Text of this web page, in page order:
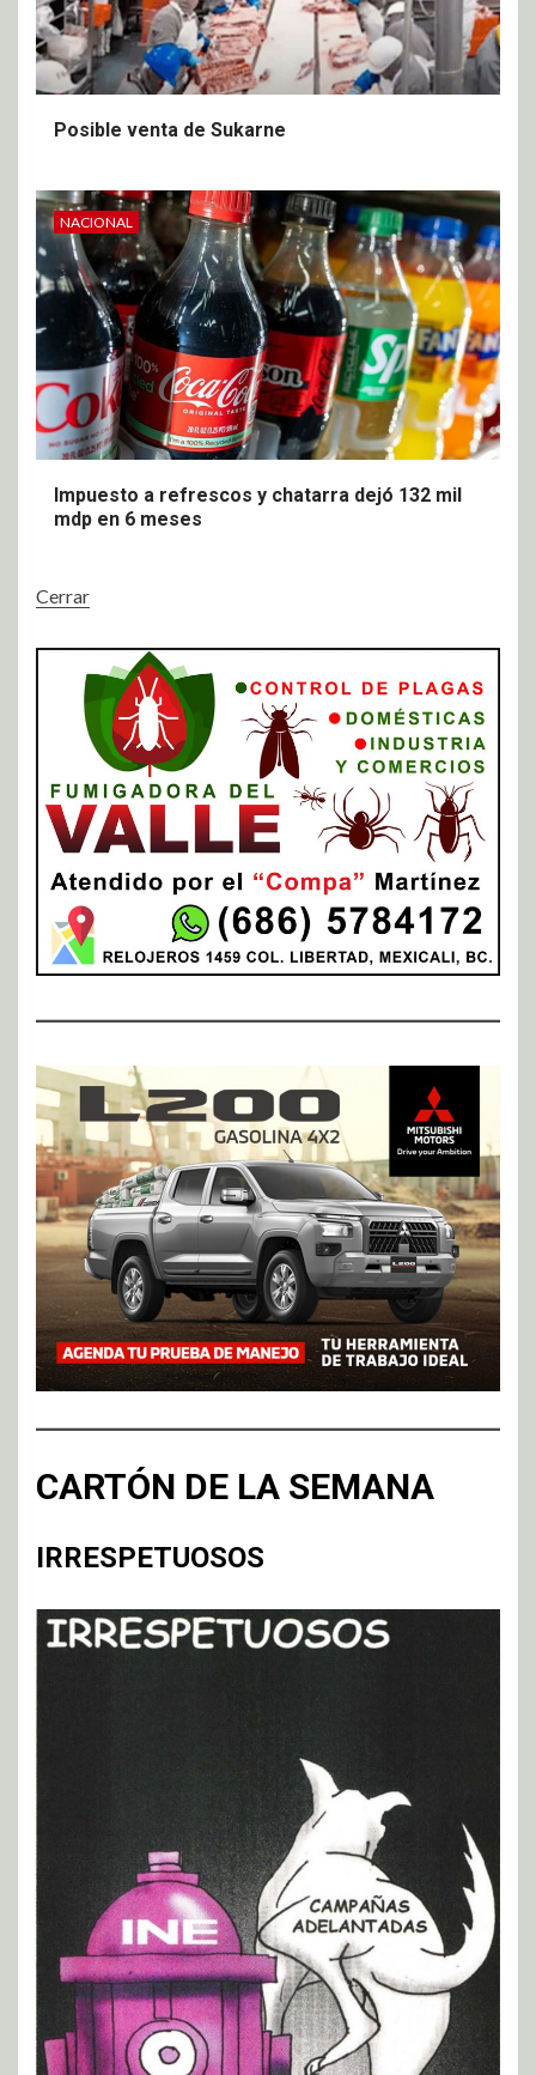
Posible venta de Sukarne
NACIONAL
Impuesto a refrescos y chatarra dejó 132 mil
mdp en 6 meses
Cerrar
CARTÓN DE LA SEMANA
IRRESPETUOSOS